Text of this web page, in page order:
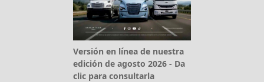
Versión en línea de nuestra
edición de agosto 2026 - Da
clic para consultarla